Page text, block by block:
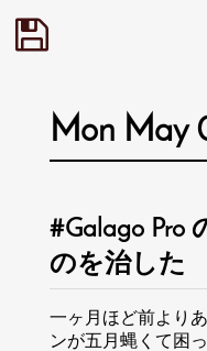
Mon May
Galago Pro
のを治した
一ヶ月ほど前より
ンが五月蝿くて困